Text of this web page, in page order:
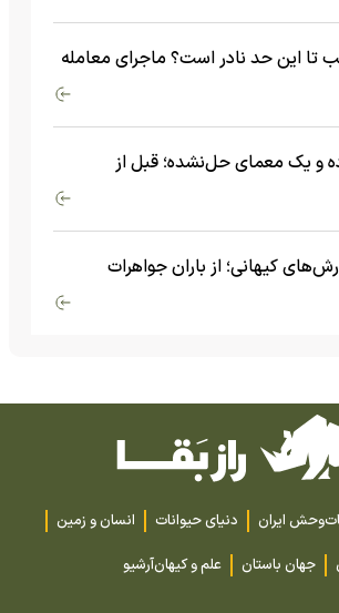
تا این حد نادر است؟ ماجرای معامله
اتفاق می‌افتد!
و یک معمای حل‌نشده؛ قبل از
جهان چه چیزی وجود داشت؟
کیهانی؛ از باران جواهرات
آهن و شیشه
ایران دنیای حیوانات
انسان و زمین
جهان باستان علم و کیهانآرشیو